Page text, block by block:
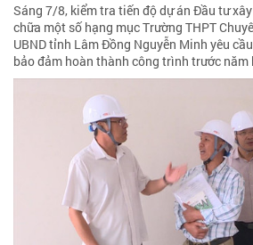
Sáng 7/8, kiểm tra tiến độ dự án Đầu tư
chữa một số hạng mục Trường THPT
UBND tỉnh Lâm Đồng Nguyễn Minh yêu
bảo đảm hoàn thành công trình trước năm